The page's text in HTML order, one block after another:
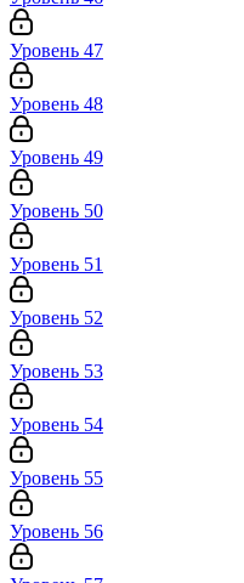
Уровень 47
Уровень 48
Уровень 49
Уровень 50
Уровень 51
Уровень 52
Уровень 53
Уровень 54
Уровень 55
Уровень 56